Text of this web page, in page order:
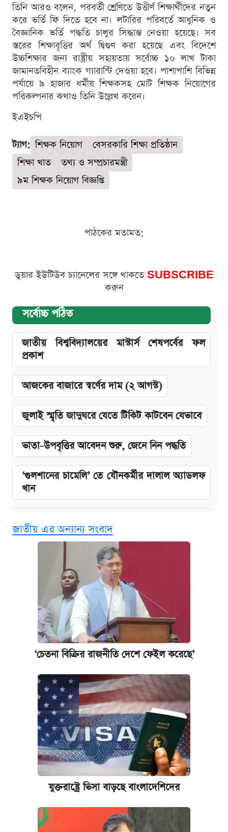
তিনি আরও বলেন, পরবর্তী শ্রেণিতে উত্তীর্ণ শিক্ষার্থীদের নতুন
করে ভর্তি ফি দিতে হবে না। লটারির পরিবর্তে আধুনিক ও
বৈজ্ঞানিক ভর্তি পদ্ধতি চালুর সিদ্ধান্ত নেওয়া হয়েছে। সব
স্তরের শিক্ষাবৃত্তির অর্থ দ্বিগুণ করা হয়েছে এবং বিদেশে
উচ্চশিক্ষার জন্য রাষ্ট্রীয় সহায়তায় সর্বোচ্চ ১০ লাখ টাকা
জামানতবিহীন ব্যাংক গ্যারান্টি দেওয়া হবে। পাশাপাশি বিভিন্ন
পর্যায়ে ৯ হাজার ধর্মীয় শিক্ষকসহ মোট শিক্ষক নিয়োগের
পরিকল্পনার কথাও তিনি উল্লেখ করেন।
ইএইচপি
ট্যাগ: শিক্ষক নিয়োগ
বেসরকারি শিক্ষা প্রতিষ্ঠান
শিক্ষা খাত
তথ্য ও সম্প্রচারমন্ত্রী
৯ম শিক্ষক নিয়োগ বিজ্ঞপ্তি
পাঠকের মতামত:
ডুয়ার ইউটিউব চ্যানেলের সঙ্গে থাকতে SUBSCRIBE
করুন
সর্বোচ্চ পঠিত
জাতীয় বিশ্ববিদ্যালয়ের মাস্টার্স শেষপর্বের ফল
প্রকাশ
আজকের বাজারে স্বর্ণের দাম (২ আগস্ট)
জুলাই স্মৃতি জাদুঘরে যেতে টিকিট কাটবেন যেভাবে
ভাতা-উপবৃত্তির আবেদন শুরু, জেনে নিন পদ্ধতি
‘গুলশানের চামেলি’ তে যৌনকর্মীর দালাল অ্যাডলফ
খান
দাম ও ফিচার
কবে শুরু হচ্ছে ঢাবির ভর্তি আবেদন, জানাল কর্তৃপক্ষ
নবম জাতীয় পে-স্কেল নিয়ে সর্বশেষ যা জানা গেল
আজকের বাজারে স্বর্ণ-রুপার দাম (৫ আগস্ট)
কবে হবে মেডিকেল ভর্তি পরীক্ষা, জানা গেল যা
আজকের বাজারে স্বর্ণের দাম (৪ আগস্ট)
পাঁচ দপ্তরে নতুন সচিব নিয়োগ দিল সরকার
রাষ্ট্রবিরোধী কর্মকাণ্ড: ঢাবির কয়েকজন শিক্ষকের
বিরুদ্ধে ব্যবস্থা
আজকের বাজারে স্বর্ণের দাম (৬ আগস্ট)
কেমব্রিজ বিশ্ববিদ্যালয়ের এমবিএ স্কলারশিপে
আবেদন শুরু
জাতীয় এর অন্যান্য সংবাদ
‘চেতনা বিক্রির রাজনীতি দেশে ফেইল করেছে’
যুক্তরাষ্ট্রে ভিসা বাড়ছে বাংলাদেশিদের